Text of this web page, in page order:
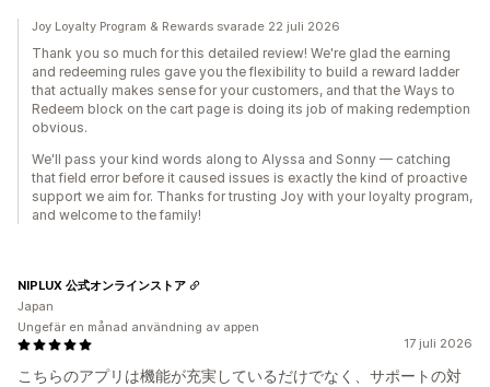
Joy Loyalty Program & Rewards svarade 22 juli 2026
Thank you so much for this detailed review! We're glad the earning
and redeeming rules gave you the flexibility to build a reward ladder
that actually makes sense for your customers, and that the Ways to
Redeem block on the cart page is doing its job of making redemption
obvious.
We'll pass your kind words along to Alyssa and Sonny — catching
that field error before it caused issues is exactly the kind of proactive
support we aim for. Thanks for trusting Joy with your loyalty program,
and welcome to the family!
17 juli 2026
こちらのアプリは機能が充実しているだけでなく、サポートの対
NIPLUX 公式オンラインストア
Japan
Ungefär en månad användning av appen